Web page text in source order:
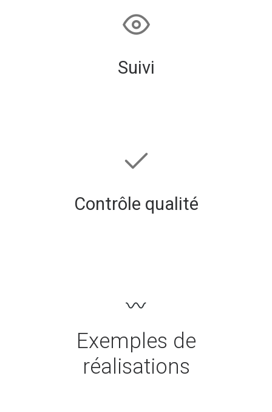
Suivi
Contrôle qualité
Exemples de
réalisations